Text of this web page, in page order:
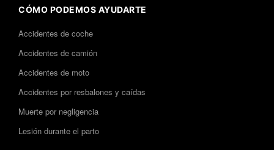
CÓMO PODEMOS AYUDARTE
Accidentes de coche
Accidentes de camión
Accidentes de moto
Accidentes por resbalones y caídas
Muerte por negligencia
Lesión durante el parto